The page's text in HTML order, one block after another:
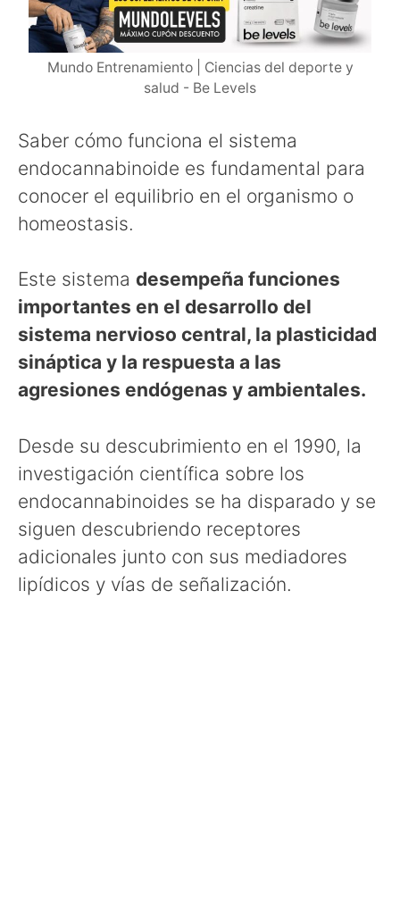
Mundo Entrenamiento | Ciencias del deporte y
salud - Be Levels
Saber cómo funciona el sistema
endocannabinoide es fundamental para
conocer el equilibrio en el organismo o
homeostasis.
Este sistema desempeña funciones
importantes en el desarrollo del
sistema nervioso central, la plasticidad
sináptica y la respuesta a las
agresiones endógenas y ambientales.
Desde su descubrimiento en el 1990, la
investigación científica sobre los
endocannabinoides se ha disparado y se
siguen descubriendo receptores
adicionales junto con sus mediadores
lipídicos y vías de señalización.